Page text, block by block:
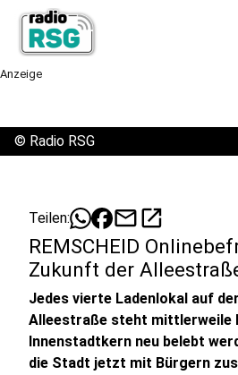
Anzeige
© Radio RSG
Teilen: mailopen_in_new
REMSCHEID
Zukunft der
Jedes vierte Ladenlokal auf
Alleestraße steht mittlerweile
Innenstadtkern neu belebt
die Stadt jetzt mit Bürgern